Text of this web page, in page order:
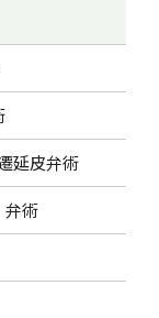
延皮弁術
弁術